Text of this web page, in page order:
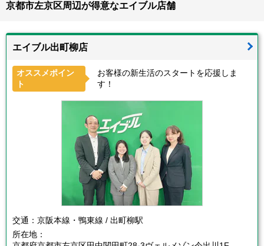
京都市左京区周辺が得意なエイブル店舗
エイブル出町柳店
オススメポイン
ト
お客様の新生活のスタートを応援しま
す！
交通： 京阪本線・鴨東線 / 出町柳駅
所在地：